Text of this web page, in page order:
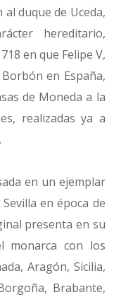
duque de Uceda,
hereditario,
en que Felipe V,
en España,
de Moneda a la
realizadas ya a
en un ejemplar
en época de
presenta en su
monarca con los
Aragón, Sicilia,
Brabante,